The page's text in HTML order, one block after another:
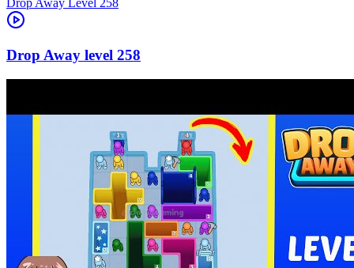
258